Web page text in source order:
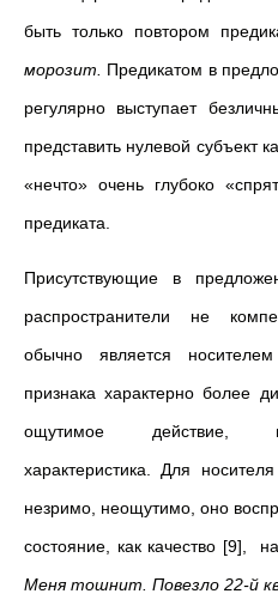
быть только повтором
морозит. Предикатом в
регулярно выступает
представить нулевой субъект
«нечто» очень глубоко
предиката.
Присутствующие в
распространители не
обычно является
признака характерно более
ощутимое действие,
характеристика. Для
незримо, неощутимо, оно
состояние, как качество [9],
Меня тошнит. Повезло 22-й